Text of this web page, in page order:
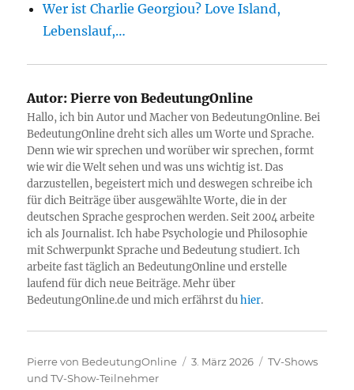
Wer ist Charlie Georgiou? Love Island,
Lebenslauf,…
Autor: Pierre von BedeutungOnline
Hallo, ich bin Autor und Macher von BedeutungOnline. Bei
BedeutungOnline dreht sich alles um Worte und Sprache.
Denn wie wir sprechen und worüber wir sprechen, formt
wie wir die Welt sehen und was uns wichtig ist. Das
darzustellen, begeistert mich und deswegen schreibe ich
für dich Beiträge über ausgewählte Worte, die in der
deutschen Sprache gesprochen werden. Seit 2004 arbeite
ich als Journalist. Ich habe Psychologie und Philosophie
mit Schwerpunkt Sprache und Bedeutung studiert. Ich
arbeite fast täglich an BedeutungOnline und erstelle
laufend für dich neue Beiträge. Mehr über
BedeutungOnline.de und mich erfährst duhier.
Autor
Pierre von BedeutungOnline
Veröffentlicht
3. März 2026 Kategorien
TV-Shows
und TV-Show-Teilnehmer